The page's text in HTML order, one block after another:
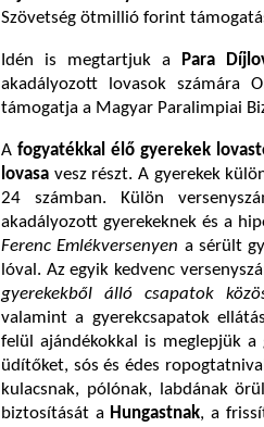
Szövetség ötmillió forint
Idén is megtartjuk a Para
akadályozott lovasok számára
támogatja a Magyar Paralimpiai
A fogyatékkal élő gyerekek
lovasa vesz részt. A gyerekek
24 számban. Külön
akadályozott gyerekeknek és a
Ferenc Emlékversenyen a sérült
lóval. Az egyik kedvenc
gyerekekből álló csapatok
valamint a gyerekcsapatok
felül ajándékokkal is meglepjük
üdítőket, sós és édes
kulacsnak, pólónak, labdának
biztosítását a Hungastnak, a